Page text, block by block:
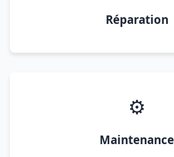
Réparation
⚙️
Maintenance